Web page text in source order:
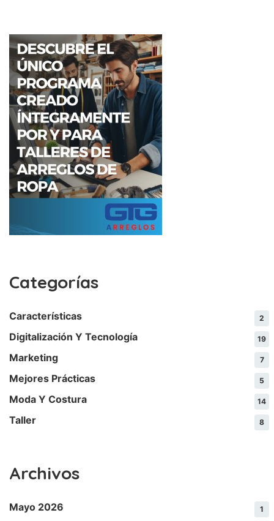
Categorías
Características 2
Digitalización Y Tecnología 19
Marketing 7
Mejores Prácticas 5
Moda Y Costura 14
Taller 8
Archivos
Mayo 2026 1